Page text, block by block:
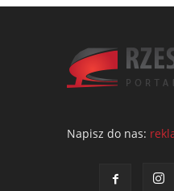
Napisz do nas: